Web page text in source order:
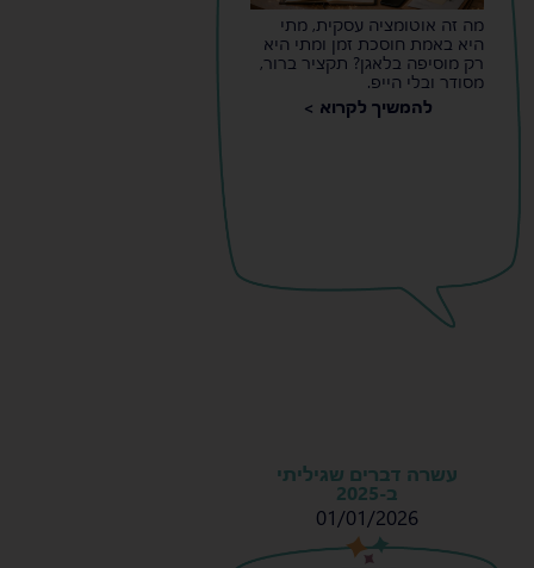
מה זה אוטומציה עסקית, מתי
היא באמת חוסכת זמן ומתי היא
רק מוסיפה בלאגן? תקציר ברור,
מסודר ובלי הייפ.
להמשיך לקרוא >
עשרה דברים שגיליתי
ב-2025
01/01/2026
s
s